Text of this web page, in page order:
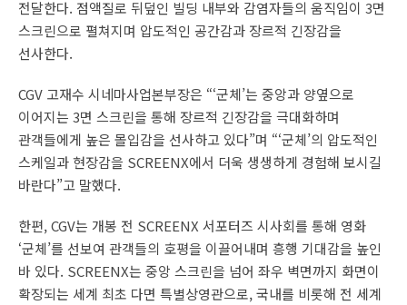
전달한다. 점액질로 뒤덮인 빌딩 내부와 감염자들의 움직임이 3면
스크린으로 펼쳐지며 압도적인 공간감과 장르적 긴장감을
선사한다.
CGV 고재수 시네마사업본부장은 “‘군체’는 중앙과 양옆으로
이어지는 3면 스크린을 통해 장르적 긴장감을 극대화하며
관객들에게 높은 몰입감을 선사하고 있다”며 “‘군체’의 압도적인
스케일과 현장감을 SCREENX에서 더욱 생생하게 경험해 보시길
바란다”고 말했다.
한편, CGV는 개봉 전 SCREENX 서포터즈 시사회를 통해 영화
‘군체’를 선보여 관객들의 호평을 이끌어내며 흥행 기대감을 높인
바 있다. SCREENX는 중앙 스크린을 넘어 좌우 벽면까지 화면이
확장되는 세계 최초 다면 특별상영관으로, 국내를 비롯해 전 세계